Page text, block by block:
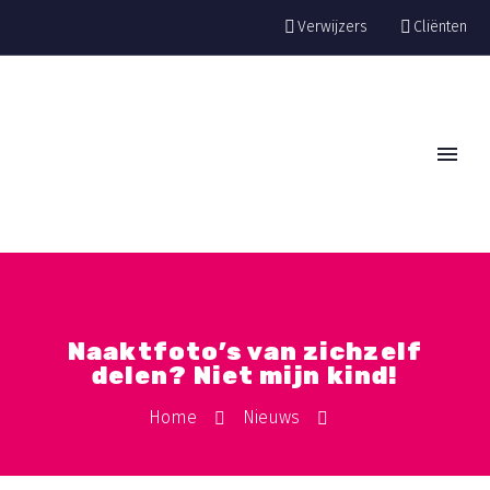
Verwijzers Cliënten
Naaktfoto’s van zichzelf
delen? Niet mijn kind!
Home
Nieuws